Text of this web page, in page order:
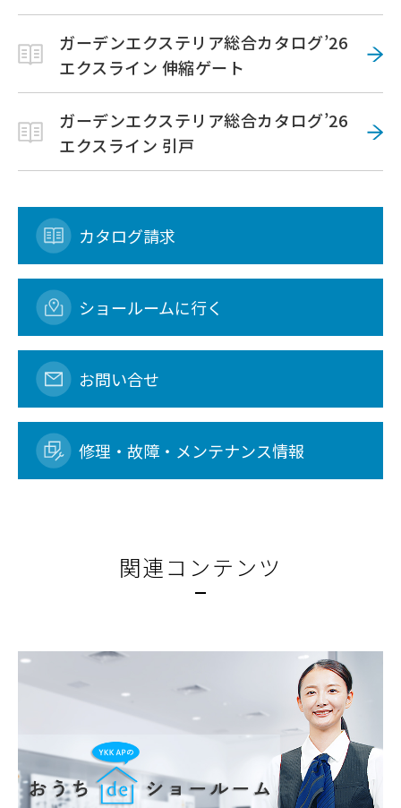
ガーデンエクステリア総合カタログ’26
エクスライン 伸縮ゲート
ガーデンエクステリア総合カタログ’26
エクスライン 引戸
カタログ請求
ショールームに行く
お問い合せ
修理・故障・メンテナンス情報
関連コンテンツ